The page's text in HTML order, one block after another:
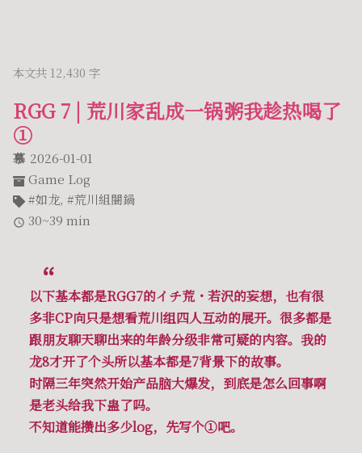
本文共 12,430 字
RGG 7 | 荒川家乱成一锅粥我趁热喝了
①
慕 2026-01-01
Game Log
如龙,
荒川組闇鍋
30~39 min
以下基本都是RGG7的イチ荒・若沢的妄想，也有很
多非CP向只是想看荒川组四人互动的展开。很多都是
跟朋友聊天聊出来的年龄分级非常可疑的内容。我的
龙8才开了个头所以基本都是7背景下的故事。
时隔三年突然开始产品脑大爆发，到底是怎么回事啊
是老头给我下蛊了吗。
不知道能攒出多少log，先写个①吧。